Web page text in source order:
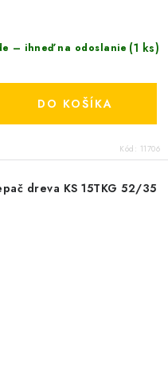
– ihneď na odoslanie (1 ks)
DO KOŠÍKA
Kód: 11706
dreva KS 15TKG 52/35